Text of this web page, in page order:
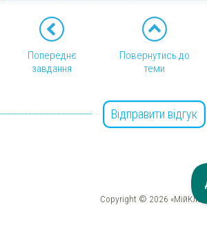
Попереднє
завдання
Повернутись до
теми
Відправити відгук
Copyright © 2026 «МійКлас»